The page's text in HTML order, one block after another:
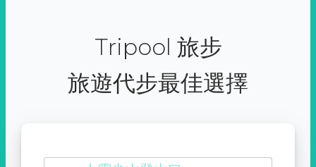
Tripool 旅步
旅遊代步最佳選擇